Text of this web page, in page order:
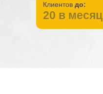
Клиентов до:
20 в месяц